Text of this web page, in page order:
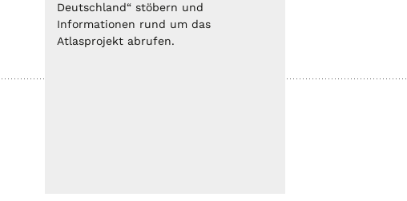
Deutschland“ stöbern und
Informationen rund um das
Atlasprojekt abrufen.